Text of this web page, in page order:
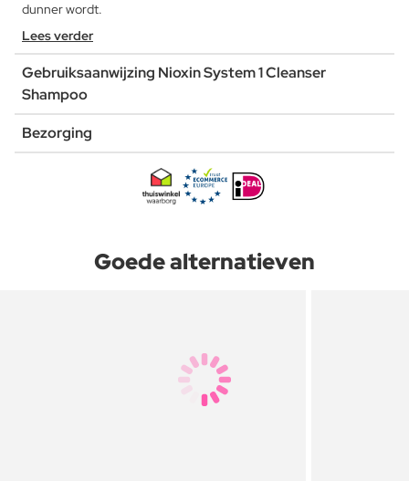
dunner wordt.
Lees verder
Gebruiksaanwijzing Nioxin System 1 Cleanser
Shampoo
Bezorging
Goede alternatieven